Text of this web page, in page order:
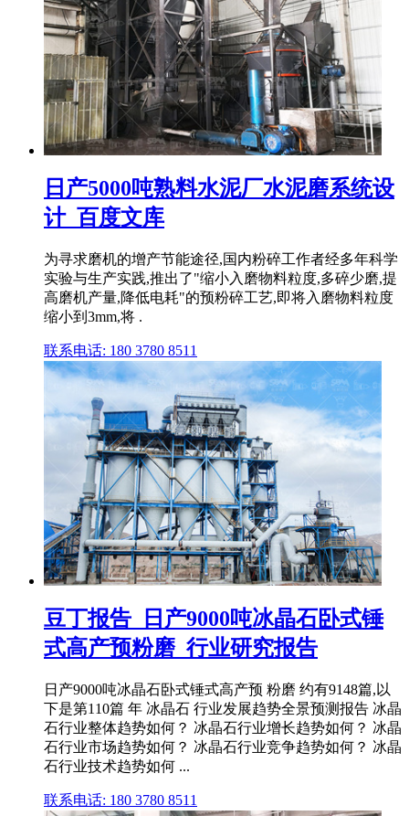
日产5000吨熟料水泥厂水泥磨系统设
计_百度文库
为寻求磨机的增产节能途径,国内粉碎工作者经多年科学
实验与生产实践,推出了"缩小入磨物料粒度,多碎少磨,提
高磨机产量,降低电耗"的预粉碎工艺,即将入磨物料粒度
缩小到3mm,将 .
联系电话: 180 3780 8511
豆丁报告_日产9000吨冰晶石卧式锤
式高产预粉磨_行业研究报告
日产9000吨冰晶石卧式锤式高产预 粉磨 约有9148篇,以
下是第110篇 年 冰晶石 行业发展趋势全景预测报告 冰晶
石行业整体趋势如何？ 冰晶石行业增长趋势如何？ 冰晶
石行业市场趋势如何？ 冰晶石行业竞争趋势如何？ 冰晶
石行业技术趋势如何 ...
联系电话: 180 3780 8511